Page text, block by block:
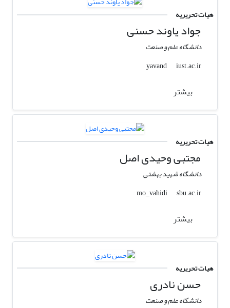
هیات تحریریه
جواد یاوند حسنی
دانشگاه علم و صنعت
yavand
iust.ac.ir
بیشتر
هیات تحریریه
مجتبی وحیدی اصل
دانشگاه شهید بهشتی
mo_vahidi
sbu.ac.ir
بیشتر
هیات تحریریه
حسن نادری
دانشگاه علم و صنعت